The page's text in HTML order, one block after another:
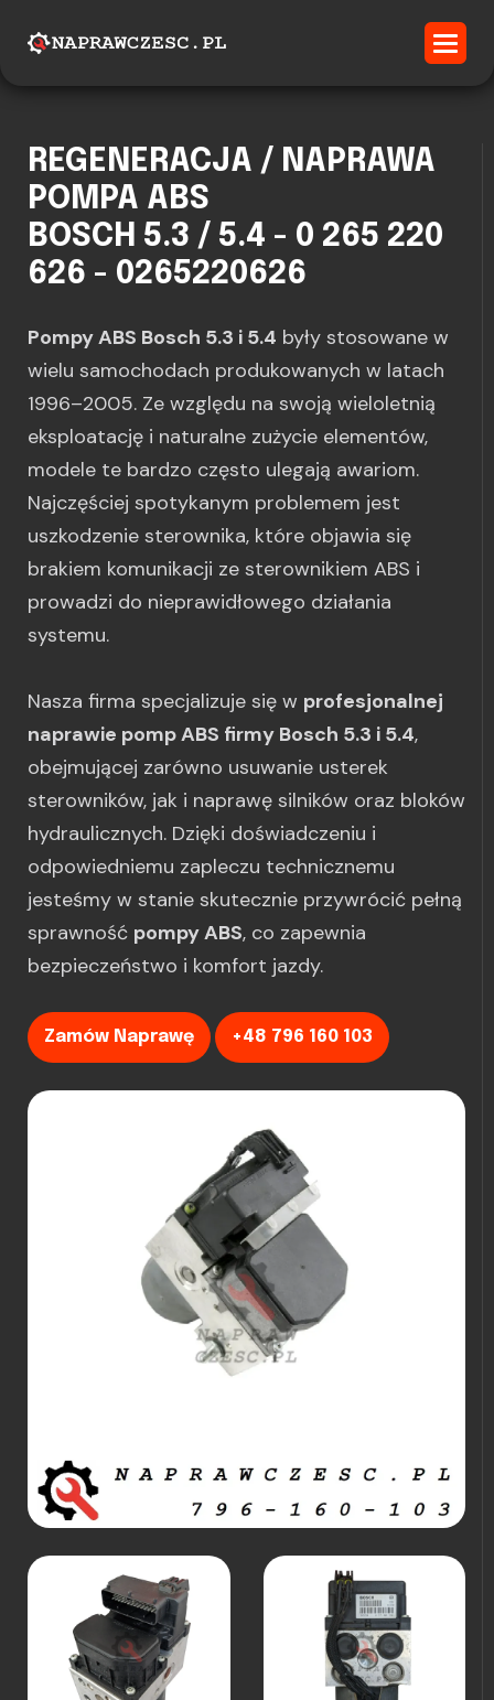
REGENERACJA / NAPRAWA
POMPA ABS
BOSCH 5.3 / 5.4 - 0 265 220
626 - 0265220626
Pompy ABS Bosch 5.3 i 5.4 były stosowane w
wielu samochodach produkowanych w latach
1996–2005. Ze względu na swoją wieloletnią
eksploatację i naturalne zużycie elementów,
modele te bardzo często ulegają awariom.
Najczęściej spotykanym problemem jest
uszkodzenie sterownika, które objawia się
brakiem komunikacji ze sterownikiem ABS i
prowadzi do nieprawidłowego działania
systemu.
Nasza firma specjalizuje się w profesjonalnej
naprawie pomp ABS firmy Bosch 5.3 i 5.4,
obejmującej zarówno usuwanie usterek
sterowników, jak i naprawę silników oraz bloków
hydraulicznych. Dzięki doświadczeniu i
odpowiedniemu zapleczu technicznemu
jesteśmy w stanie skutecznie przywrócić pełną
sprawność pompy ABS, co zapewnia
bezpieczeństwo i komfort jazdy.
Zamów Naprawę +48 796 160 103